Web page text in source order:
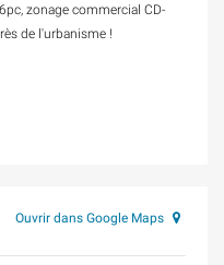
zonage commercial CD-
de l'urbanisme !
Ouvrir dans Google Maps